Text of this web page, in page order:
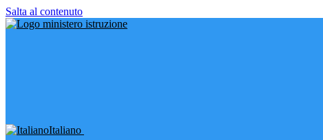
Salta al contenuto
Italiano